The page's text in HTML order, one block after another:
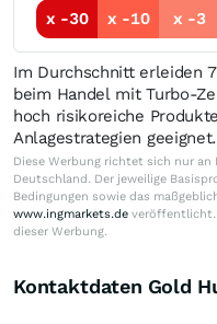
x -30
x -10 x -3
Im Durchschnitt erleiden
beim Handel mit Turbo-
hoch risikoreiche
Anlagestrategien geeignet.
Diese Werbung richtet sich nur
Deutschland. Der jeweilige
Bedingungen sowie das
www.ingmarkets.de veröffentlicht.
dieser Werbung.
Kontaktdaten Gold